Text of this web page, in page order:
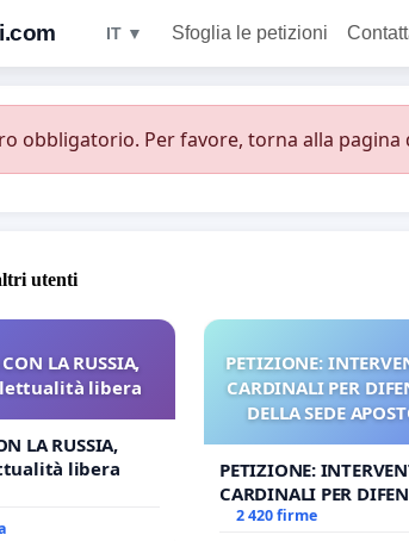
IT ▼ Sfoglia le petizioni
obbligatorio. Per favore, torna alla pagina
utenti
LA RUSSIA,
libera
LA RUSSIA,
libera
PETIZIONE:
CARDINALI PER
DELLA SEDE
PETIZIONE:
CARDINALI PER
DELLA SEDE
2 420 firme